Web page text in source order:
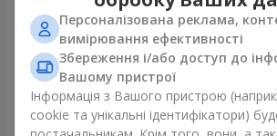
Букет "Чарівність ніжності"
3 874 грн
гармонія"
3 145 грн
Персоналізована реклама,
вимірювання ефективності
Збереження і/або доступ до
Вашому пристрої
Інформація з Вашого пристрою
cookie та унікальні ідентифікатори)